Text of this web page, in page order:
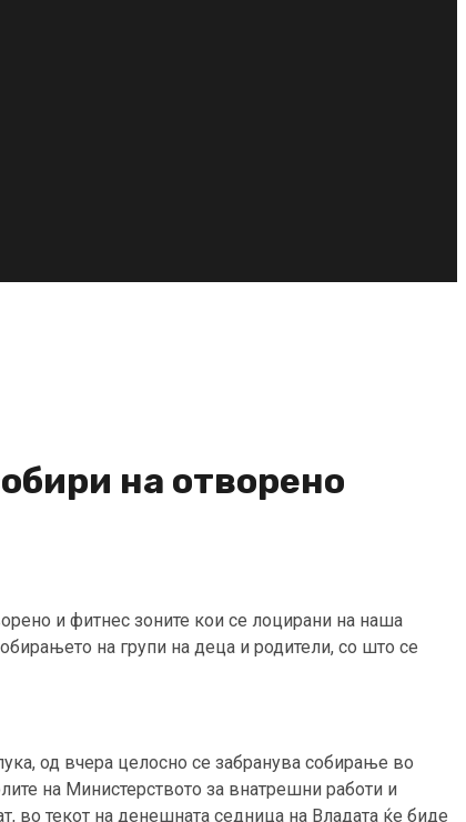
на отворено
и фитнес зоните кои се лоцирани на наша
на групи на деца и родители, со што се
од вчера целосно се забранува собирање во
на Министерството за внатрешни работи и
во текот на денешната седница на Владата ќе биде